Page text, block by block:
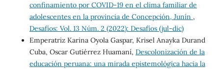
confinamiento por COVID-19 en el clima familiar de
adolescentes en la provincia de Concepción, Junín ,
Desafíos: Vol. 13 Núm. 2 (2022): Desafíos (jul-dic)
Emperatriz Karina Oyola Gaspar, Krisel Anayka Durand
Cuba, Oscar Gutiérrez Huamaní, Descolonización de la
educación peruana: una mirada epistemológica hacia la